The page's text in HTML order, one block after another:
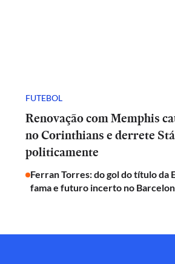
FUTEBOL
Renovação com Memphis
no Corinthians e derrete
politicamente
Ferran Torres: do gol do título da
fama e futuro incerto no